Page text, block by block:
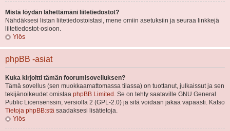
Mistä löydän lähettämäni liitetiedostot?
Nähdäksesi listan liitetiedostoistasi, mene omiin asetuksiin ja seuraa linkkejä
liitetiedostot-osioon.
Ylös
phpBB -asiat
Kuka kirjoitti tämän foorumisovelluksen?
Tämä sovellus (sen muokkaamattomassa tilassa) on tuottanut, julkaissut ja sen
tekijänoikeudet omistaa phpBB Limited . Se on tehty saataville GNU General
Public Licensenssin, versiolla 2 (GPL-2.0) ja sitä voidaan jakaa vapaasti. Katso
Tietoja phpBB:stä saadaksesi lisätietoja.
Ylös